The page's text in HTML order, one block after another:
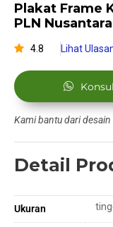
Plakat Frame
PLN
4.8 Lihat
Kami bantu dari desain
Detail
Ukuran